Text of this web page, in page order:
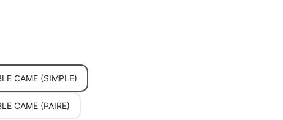
CAME (SIMPLE)
CAME (PAIRE)